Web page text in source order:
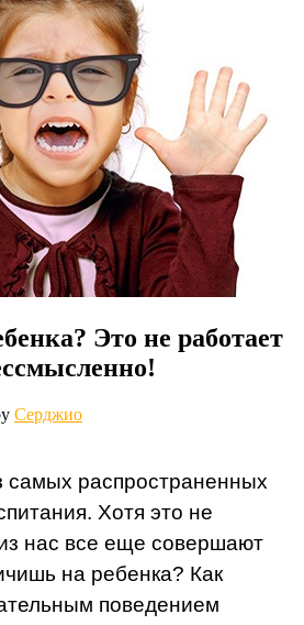
Это не работает
Серджио
самых распространенных
Хотя это не
нас все еще совершают
на ребенка? Как
поведением